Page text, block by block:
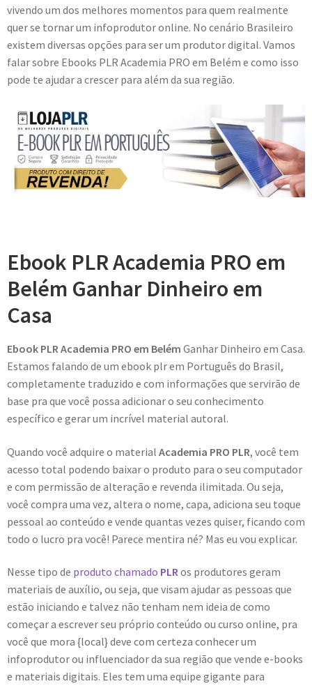
vivendo um dos melhores momentos para quem realmente
quer se tornar um infoprodutor online. No cenário Brasileiro
existem diversas opções para ser um produtor digital. Vamos
falar sobre Ebooks PLR Academia PRO em Belém e como isso
pode te ajudar a crescer para além da sua região.
Ebook PLR Academia PRO em
Belém Ganhar Dinheiro em
Casa
Ebook PLR Academia PRO em Belém Ganhar Dinheiro em Casa.
Estamos falando de um ebook plr em Português do Brasil,
completamente traduzido e com informações que servirão de
base pra que você possa adicionar o seu conhecimento
específico e gerar um incrível material autoral.
Quando você adquire o material Academia PRO PLR, você tem
acesso total podendo baixar o produto para o seu computador
e com permissão de alteração e revenda ilimitada. Ou seja,
você compra uma vez, altera o nome, capa, adiciona seu toque
pessoal ao conteúdo e vende quantas vezes quiser, ficando com
todo o lucro pra você! Parece mentira né? Mas eu vou explicar.
Nesse tipo de produto chamado PLRos produtores geram
materiais de auxílio, ou seja, que visam ajudar as pessoas que
estão iniciando e talvez não tenham nem ideia de como
começar a escrever seu próprio conteúdo ou curso online, pra
você que mora {local} deve com certeza conhecer um
infoprodutor ou influenciador da sua região que vende e-books
e materiais digitais. Eles tem uma equipe gigante para